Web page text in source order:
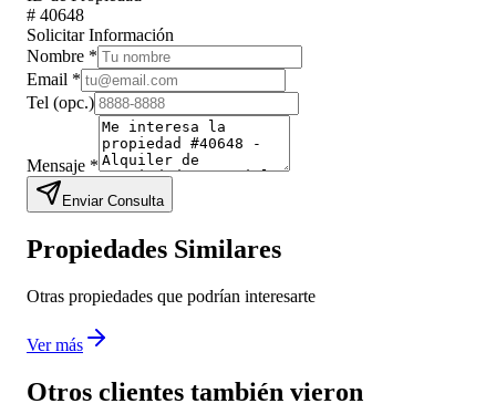
# 40648
Solicitar Información
Nombre *
Email *
Tel (opc.)
Mensaje *
Enviar Consulta
Propiedades Similares
Otras propiedades que podrían interesarte
Ver más
Otros clientes también vieron